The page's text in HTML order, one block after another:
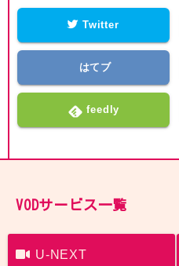
Twitter
はてブ
feedly
VODサービス一覧
U-NEXT